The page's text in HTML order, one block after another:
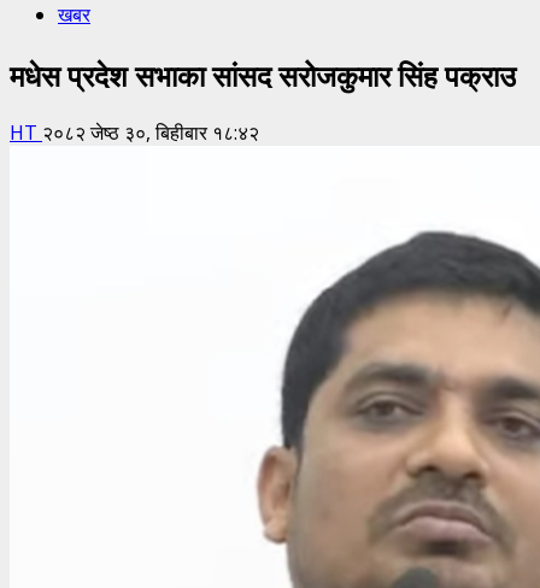
खबर
मधेस प्रदेश सभाका सांसद सरोजकुमार सिंह पक्राउ
HT २०८२ जेष्ठ ३०, बिहीबार १८:४२